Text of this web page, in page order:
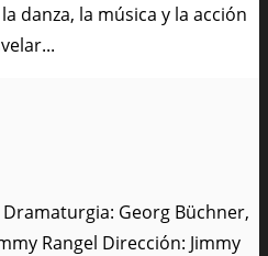
danza, la música y la acción
Georg Büchner,
Rangel Dirección: Jimmy